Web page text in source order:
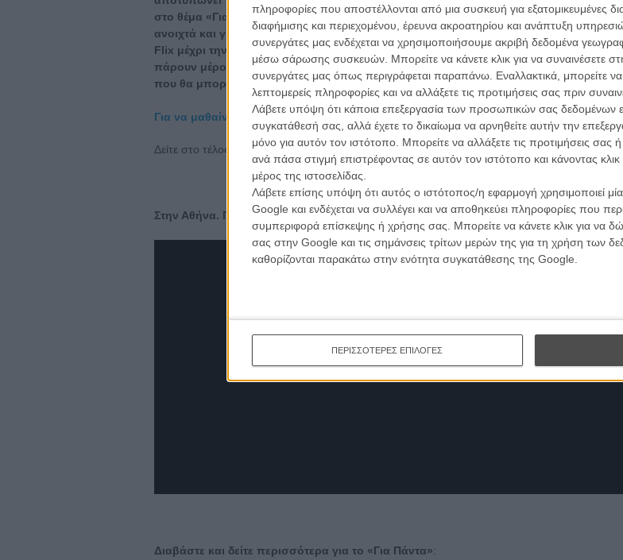
πληροφορίες που αποστέλλονται από μια συσκευή για εξατομικευμένες
διαφήμισης και περιεχομένου, έρευνα ακροατηρίου και ανάπτυξη
συνεργάτες μας ενδέχεται να χρησιμοποιήσουμε ακριβή δεδομένα
μέσω σάρωσης συσκευών. Μπορείτε να κάνετε κλικ για να συναινέσετε
συνεργάτες μας όπως περιγράφεται παραπάνω. Εναλλακτικά, μπορείτε
λεπτομερείς πληροφορίες και να αλλάξετε τις προτιμήσεις σας πριν
Λάβετε υπόψη ότι κάποια επεξεργασία των προσωπικών σας δεδομένων
συγκατάθεσή σας, αλλά έχετε το δικαίωμα να αρνηθείτε αυτήν την
μόνο για αυτόν τον ιστότοπο. Μπορείτε να αλλάξετε τις προτιμήσεις
ανά πάσα στιγμή επιστρέφοντας σε αυτόν τον ιστότοπο και κάνοντας
μέρος της ιστοσελίδας.
Λάβετε επίσης υπόψη ότι αυτός ο ιστότοπος/η εφαρμογή χρησιμοποιεί
Google και ενδέχεται να συλλέγει και να αποθηκεύει πληροφορίες που
συμπεριφορά επίσκεψης ή χρήσης σας. Μπορείτε να κάνετε κλικ για να
σας στην Google και τις σημάνσεις τρίτων μερών της για τη χρήση των
καθορίζονται παρακάτω στην ενότητα συγκατάθεσης της Google.
ΠΕΡΙΣΣΟΤΕΡΕΣ ΕΠΙΛΟΓΕΣ
στο θέμα «Για Πάντα», χωρίς να ξεχάσετε το ονοματεπώνυμό σας. Εχετε τα μάτια σας
ανοιχτά και για τα υπόλοιπα clips, συνολικά 7, που θα κάνουν την εμφάνισή τους στο
Flix μέχρι την έξοδο της ταινίας. Οσοι μάς στείλουν σωστά και τις επτά απαντήσεις, θα
πάρουν μέρος στην κλήρωση για πέντε συλλεκτικά, χειροποίητα λευκώματα της
που θα μπορέσουν να κρατήσουν «Για Πάντα».
Για να μαθαίνετε τα νέα του «Για Πάντα», ακολουθείστε την ταινία στο Facebook
Δείτε στο τέλος του κειμένου το επίσημο trailer του «Για Πάντα».
Στην Αθήνα. Για Πάντα. Clip # 1
Διαβάστε και δείτε περισσότερα για το «Για Πάντα»: